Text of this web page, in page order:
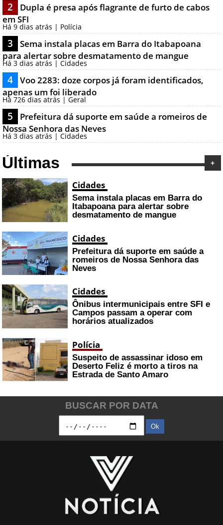
2
Dupla é presa após flagrante de furto de cabos
em SFI
Há 9 dias atrás | Polícia
3
Sema instala placas em Barra do Itabapoana
para alertar sobre desmatamento de mangue
Há 3 dias atrás | Cidades
4
Voo 2283: doze corpos já foram identificados,
apenas um foi liberado
Há 726 dias atrás | Geral
5
Prefeitura dá suporte em saúde a romeiros de
Nossa Senhora das Neves
Há 3 dias atrás | Cidades
Últimas +
Cidades
Sema instala placas em Barra do
Itabapoana para alertar sobre
desmatamento de mangue
Cidades
Prefeitura dá suporte em saúde a
romeiros de Nossa Senhora das
Neves
Cidades
Ônibus intermunicipais entre SFI e
Campos passam a operar com
horários atualizados
Polícia
Suspeito de assassinar idoso em
Deserto Feliz é morto a tiros na
Estrada de Santo Amaro
BUSCAR POR DATA
Ok